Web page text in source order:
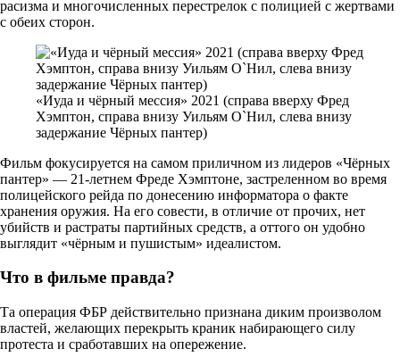
расизма и многочисленных перестрелок с полицией с жертвами
с обеих сторон.
«Иуда и чёрный мессия» 2021 (справа вверху Фред
Хэмптон, справа внизу Уильям О`Нил, слева внизу
задержание Чёрных пантер)
Фильм фокусируется на самом приличном из лидеров «Чёрных
пантер» — 21-летнем Фреде Хэмптоне, застреленном во время
полицейского рейда по донесению информатора о факте
хранения оружия. На его совести, в отличие от прочих, нет
убийств и растраты партийных средств, а оттого он удобно
выглядит «чёрным и пушистым» идеалистом.
Что в фильме правда?
Та операция ФБР действительно признана диким произволом
властей, желающих перекрыть краник набирающего силу
протеста и сработавших на опережение.